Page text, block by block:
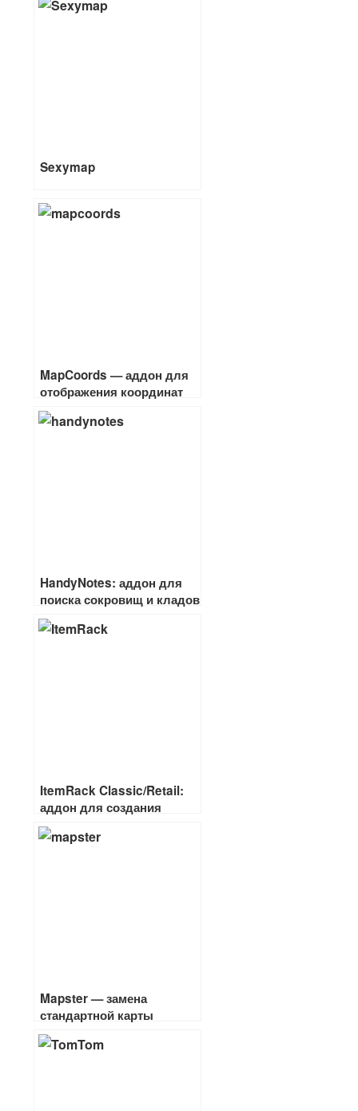
Sexymap
MapCoords — аддон для
отображения координат
HandyNotes: аддон для
поиска сокровищ и кладов
ItemRack Classic/Retail:
аддон для создания
комплектов вещей
Mapster — замена
стандартной карты